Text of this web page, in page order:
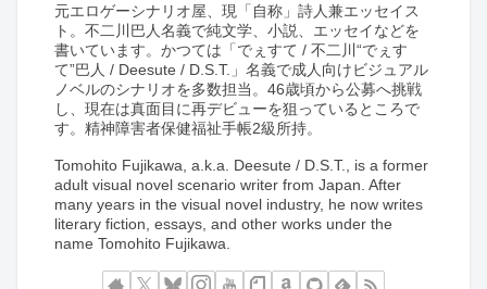
元エロゲーシナリオ屋、現「自称」詩人兼エッセイス
ト。不二川巴人名義で純文学、小説、エッセイなどを
書いています。かつては「でぇすて / 不二川“でぇす
て”巴人 / Deesute / D.S.T.」名義で成人向けビジュアル
ノベルのシナリオを多数担当。46歳頃から公募へ挑戦
し、現在は真面目に再デビューを狙っているところで
す。精神障害者保健福祉手帳2級所持。
Tomohito Fujikawa, a.k.a. Deesute / D.S.T., is a former
adult visual novel scenario writer from Japan. After
many years in the visual novel industry, he now writes
literary fiction, essays, and other works under the
name Tomohito Fujikawa.